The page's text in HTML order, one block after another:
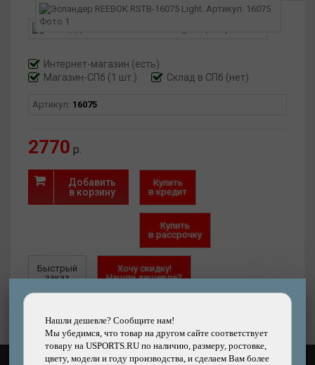
Интернет-магазин (есть)
Магазин-СПб (1 шт.)
Склад в СПб (нет)
Артикул: 16075
2770 р.
Нашли дешевле? Сообщите нам!
Мы убедимся, что товар на другом сайте соответствует
товару на USPORTS.RU по наличию, размеру, ростовке,
цвету, модели и году производства, и сделаем Вам более
Добавить
в корзину
Купить
в кредит
Купить
в рассрочку
Быстрый
заказ
Хочу скидку!
Нашли дешевле?